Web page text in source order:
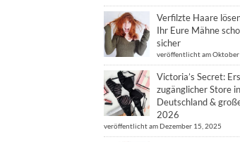
Verfilzte Haare
Ihr Eure Mähne
sicher
veröffentlicht am Oktober
Victoria’s Secret:
zugänglicher Store in
Deutschland &
2026
veröffentlicht am Dezember 15, 2025